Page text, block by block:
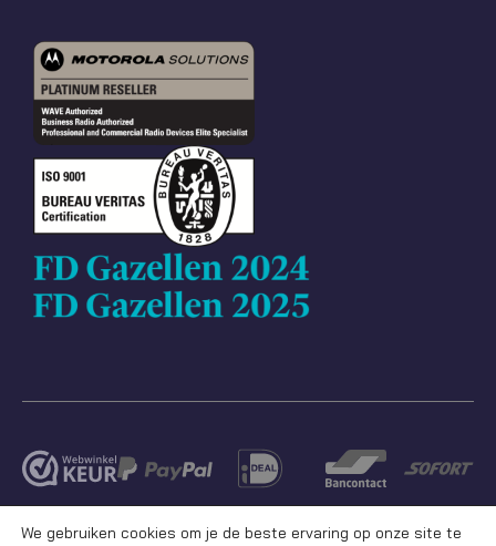
We gebruiken cookies om je de beste ervaring op onze site te